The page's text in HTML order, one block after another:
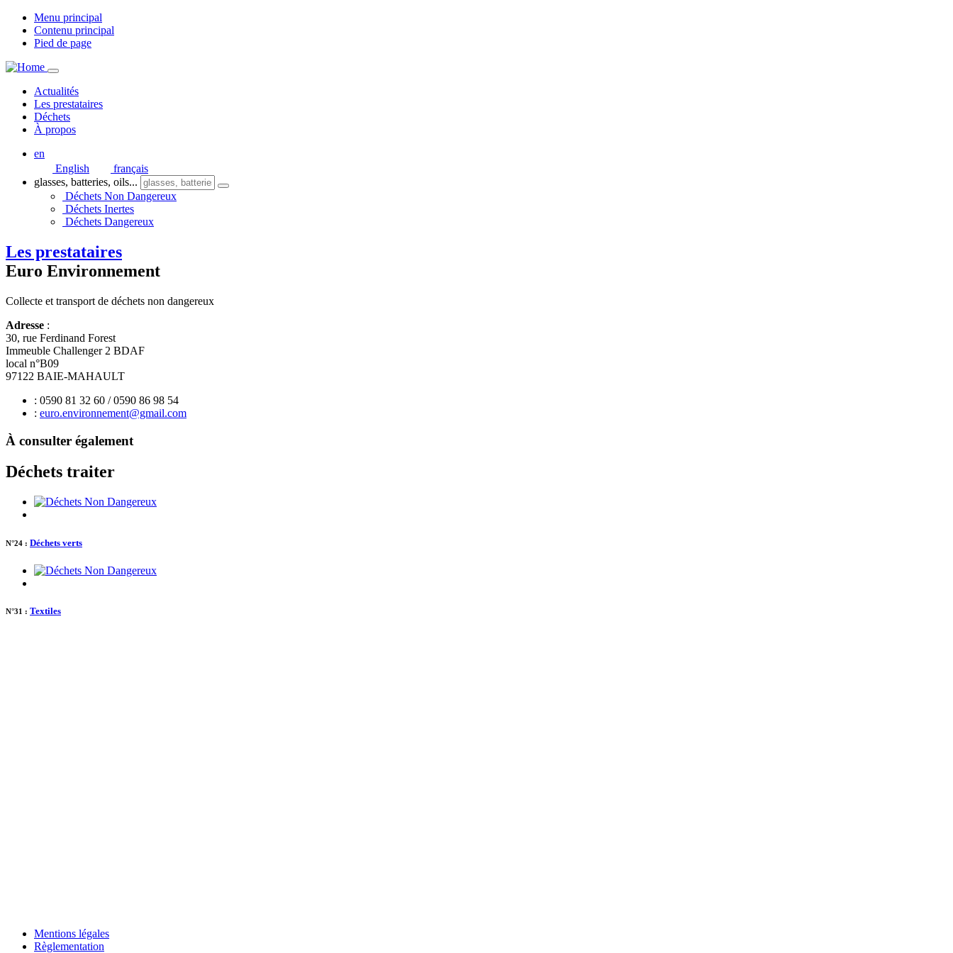
Menu principal
Contenu principal
Pied de page
Actualités
Les prestataires
Déchets
À propos
en
English
français
glasses, batteries, oils...
Déchets Non Dangereux
Déchets Inertes
Déchets Dangereux
Les prestataires
Euro Environnement
Collecte et transport de déchets non dangereux
Adresse :
30, rue Ferdinand Forest
Immeuble Challenger 2 BDAF
local n°B09
97122 BAIE-MAHAULT
: 0590 81 32 60 / 0590 86 98 54
: euro.environnement@gmail.com
À consulter également
Déchets traiter
N°24 : Déchets verts
N°31 : Textiles
Mentions légales
Règlementation